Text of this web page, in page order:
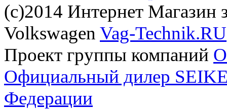
(с)2014 Интернет Магазин
Volkswagen Vag-Technik.RU
Проект группы компаний
Официальный дилер
Федерации